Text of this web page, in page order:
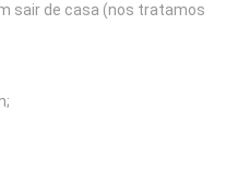
sair de casa (nos tratamos